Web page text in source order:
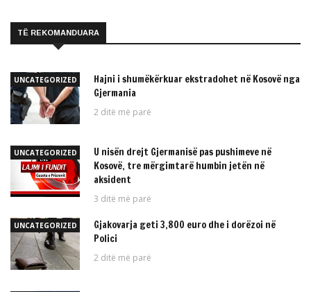
TË REKOMANDUARA
UNCATEGORIZED
Hajni i shumëkërkuar ekstradohet në Kosovë nga
Gjermania
2 ditë më parë
UNCATEGORIZED
U nisën drejt Gjermanisë pas pushimeve në
Kosovë, tre mërgimtarë humbin jetën në
aksident
3 ditë më parë
UNCATEGORIZED
Gjakovarja geti 3,800 euro dhe i dorëzoi në
Polici
2 ditë më parë